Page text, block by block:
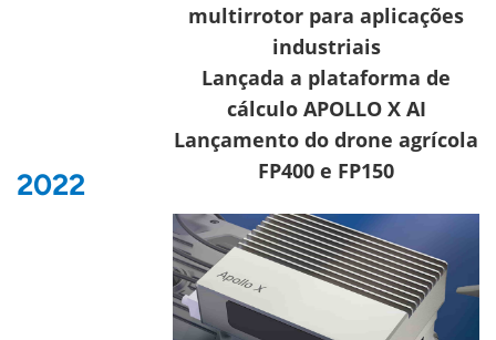
2022
multirrotor para aplicações
industriais
Lançada a plataforma de
cálculo APOLLO X AI
Lançamento do drone agrícola
FP400 e FP150